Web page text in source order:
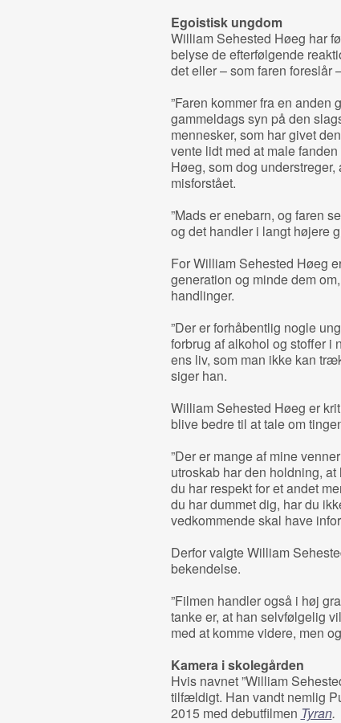
Egoistisk ungdom
William Sehested Høeg har
belyse de efterfølgende
det eller – som faren foreslår
”Faren kommer fra en anden
gammeldags syn på den
mennesker, som har givet
vente lidt med at male
Høeg, som dog
misforstået.
”Mads er enebarn, og faren
og det handler i langt højere
For William Sehested Høeg
generation og minde dem
handlinger.
”Der er forhåbentlig nogle
forbrug af alkohol og stoffer i
ens liv, som man ikke kan
siger han.
William Sehested Høeg er
blive bedre til at tale om
”Der er mange af mine
utroskab har den holdning,
du har respekt for et andet
du har dummet dig, har du
vedkommende skal have
Derfor valgte William
bekendelse.
”Filmen handler også i høj
tanke er, at han selvfølgelig
med at komme videre, men
Kamera i skolegården
Hvis navnet ”William
tilfældigt. Han vandt nemlig
2015 med debutfilmen Tyran.